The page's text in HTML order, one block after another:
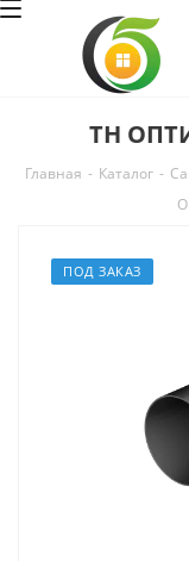
ТН
Главная - Каталог -
ПОД ЗАКАЗ